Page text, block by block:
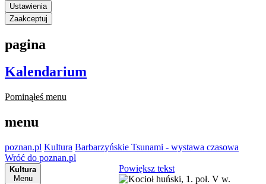
Ustawienia
Zaakceptuj
pagina
Kalendarium
Pominąłeś menu
menu
poznan.pl Kultura Barbarzyńskie Tsunami - wystawa czasowa
Wróć do poznan.pl
Kultura
Menu
Powiększ tekst